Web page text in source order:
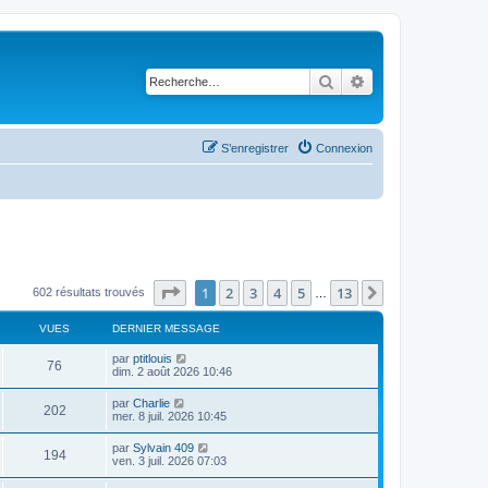
Rechercher
Connexion
S’enregistrer
602 résultats trouvés Page sur13
1 2 3 4 5 13
VUES DERNIER MESSAGE
76
u
s
D
e
i
e
r
m
e
s
par ptitlouis
dim. 2 août 2026 10:46
202V
u
D
e
i
e
r
par Charlie
mer. 8 juil. 2026 10:45
194V
u
D
e
par Sylvain 409
ven. 3 juil. 2026 07:03